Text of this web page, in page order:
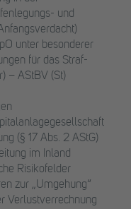
und
unter besonderer
für das Straf-
– AStBV (St)
(§ 17 Abs. 2 AStG)
im Inland
Risikofelder
zur „Umgehung“
Verlustverrechnung